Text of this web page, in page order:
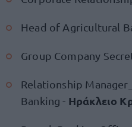
Head of Agricultural
Group Company
Relationship
Banking - Ηράκλειο